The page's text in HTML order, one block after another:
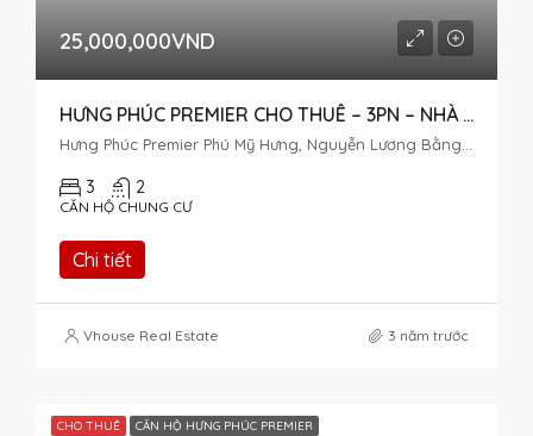
25,000,000VND
HƯNG PHÚC PREMIER CHO THUÊ – 3PN – NHÀ HIỆN ĐẠI
3 2
CĂN HỘ CHUNG CƯ
Chi tiết
Vhouse Real Estate 3 năm trước
CHO THUÊ CĂN HỘ HƯNG PHÚC PREMIER